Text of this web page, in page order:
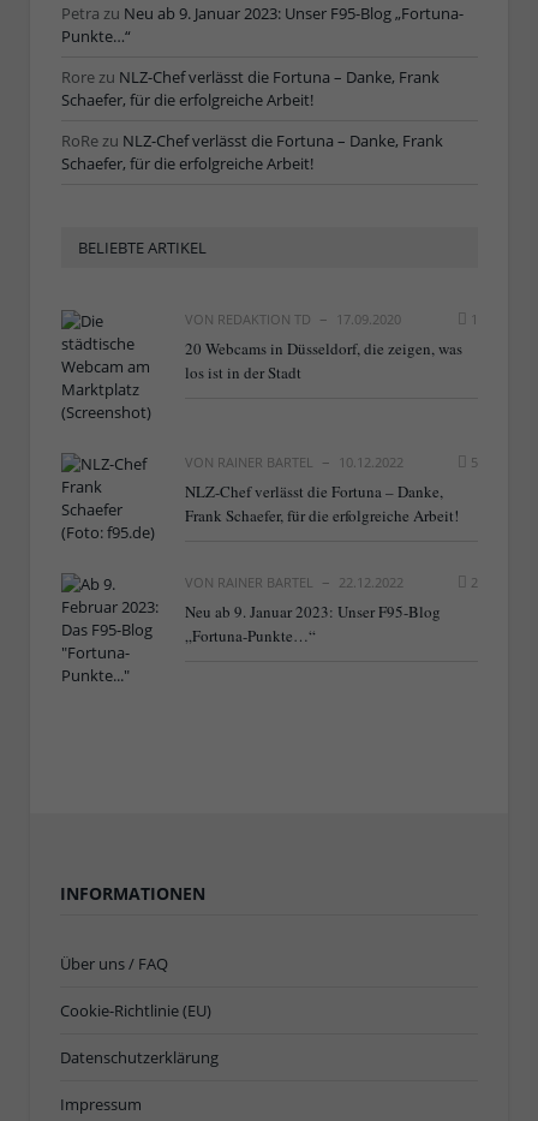
Petra zu Neu ab 9. Januar 2023: Unser F95-Blog „Fortuna-
Punkte…“
Rorezu NLZ-Chef verlässt die Fortuna – Danke, Frank
Schaefer, für die erfolgreiche Arbeit!
RoRezu NLZ-Chef verlässt die Fortuna – Danke, Frank
Schaefer, für die erfolgreiche Arbeit!
BELIEBTE ARTIKEL
VON REDAKTION TD 17.09.2020 1
20 Webcams in Düsseldorf, die zeigen, was
los ist in der Stadt
VON RAINER BARTEL 10.12.2022 5
NLZ-Chef verlässt die Fortuna – Danke,
Frank Schaefer, für die erfolgreiche Arbeit!
VON RAINER BARTEL 22.12.2022 2
Neu ab 9. Januar 2023: Unser F95-Blog
„Fortuna-Punkte…“
INFORMATIONEN
Über uns / FAQ
Cookie-Richtlinie (EU)
Datenschutzerklärung
Impressum